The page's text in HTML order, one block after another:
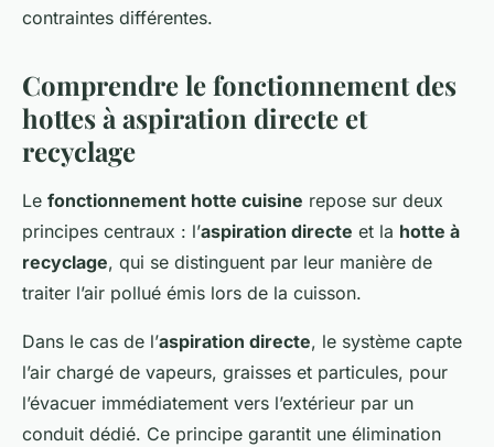
contraintes différentes.
Comprendre le fonctionnement des
hottes à aspiration directe et
recyclage
Le fonctionnement hotte cuisine repose sur deux
principes centraux : l’aspiration directe et la hotte à
recyclage, qui se distinguent par leur manière de
traiter l’air pollué émis lors de la cuisson.
Dans le cas de l’aspiration directe, le système capte
l’air chargé de vapeurs, graisses et particules, pour
l’évacuer immédiatement vers l’extérieur par un
conduit dédié. Ce principe garantit une élimination